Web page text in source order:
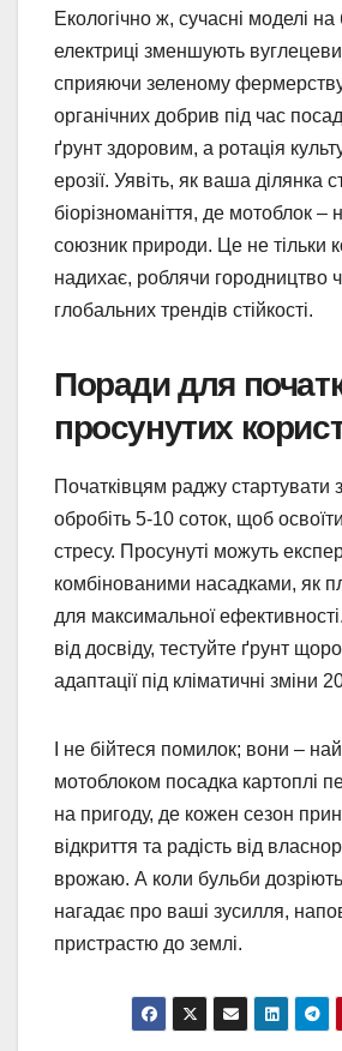
Екологічно ж, сучасні моделі на
електриці зменшують
сприяючи зеленому
органічних добрив під час
ґрунт здоровим, а ротація
ерозії. Уявіть, як ваша ділянка
біорізноманіття, де мотоблок –
союзник природи. Це не тільки
надихає, роблячи городництво
глобальних трендів стійкості.
Поради для
просунутих
Початківцям раджу стартувати
обробіть 5-10 соток, щоб
стресу. Просунуті можуть
комбінованими насадками, як
для максимальної
від досвіду, тестуйте ґрунт
адаптації під кліматичні зміни
І не бійтеся помилок; вони –
мотоблоком посадка картоплі
на пригоду, де кожен сезон
відкриття та радість від
врожаю. А коли бульби
нагадає про ваші зусилля,
пристрастю до землі.